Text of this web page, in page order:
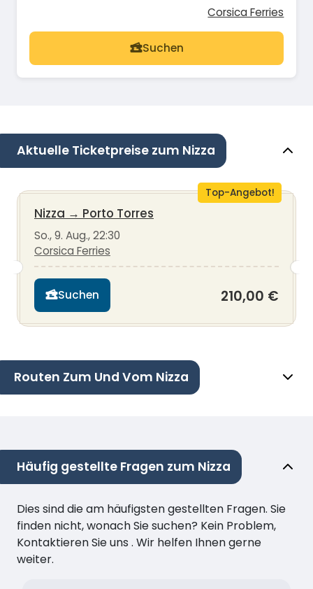
Corsica Ferries
Suchen
Aktuelle Ticketpreise zum Nizza
Top-Angebot!
Nizza → Porto Torres
So., 9. Aug., 22:30
Corsica Ferries
Suchen 210,00 €
Routen Zum Und Vom Nizza
Häufig gestellte Fragen zum Nizza
Dies sind die am häufigsten gestellten Fragen. Sie
finden nicht, wonach Sie suchen? Kein Problem,
Kontaktieren Sie uns . Wir helfen Ihnen gerne
weiter.